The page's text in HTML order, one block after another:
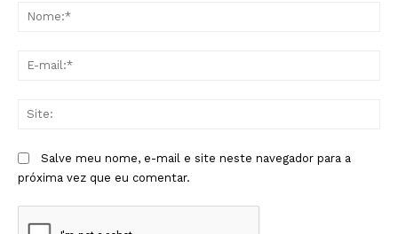
Salve meu nome, e-mail e site neste navegador para a
próxima vez que eu comentar.